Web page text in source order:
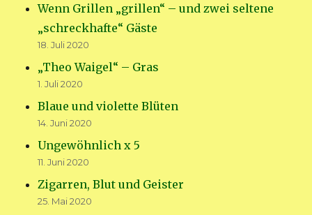
Wenn Grillen „grillen“ – und zwei seltene
„schreckhafte“ Gäste
18. Juli 2020
„Theo Waigel“ – Gras
1. Juli 2020
Blaue und violette Blüten
14. Juni 2020
Ungewöhnlich x 5
11. Juni 2020
Zigarren, Blut und Geister
25. Mai 2020